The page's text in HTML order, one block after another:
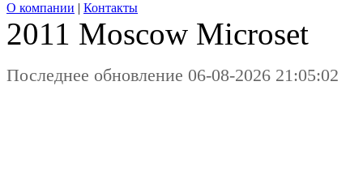
О компании Контакты
2011 Moscow Microset
Последнее обновление 06-08-2026 21:05:02